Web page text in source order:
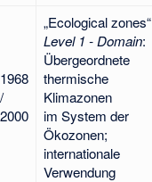
1968
/
2000
„Ecological zones“
Level 1 - Domain:
Übergeordnete
thermische
Klimazonen
im System der
Ökozonen;
internationale
Verwendung